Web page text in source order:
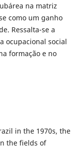
na matriz
como um ganho
Ressalta-se a
ocupacional social
formação e no
in the 1970s, the
the fields of